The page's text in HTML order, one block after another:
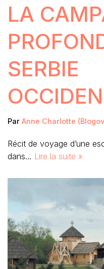
LA
SERBIE
Par Anne Charlotte
Récit de voyage d’une
dans… Lire la suite »